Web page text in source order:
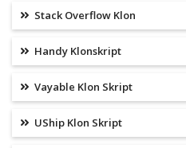
Stack Overflow Klon
Handy Klonskript
Vayable Klon Skript
UShip Klon Skript